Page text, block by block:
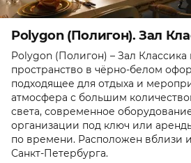
Polygon (Полигон). Зал
Polygon (Полигон) – Зал Классика
пространство в чёрно-белом
подходящее для отдыха и
атмосфера с большим
света, современное
организации под ключ или
по времени. Расположен вблизи
Санкт-Петербурга.